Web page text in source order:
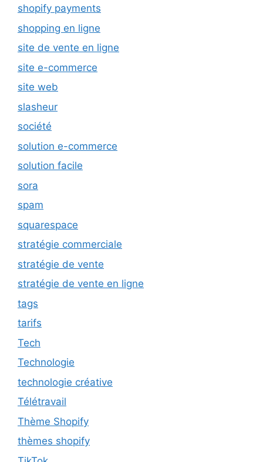
shopify payments
shopping en ligne
site de vente en ligne
site e-commerce
site web
slasheur
société
solution e-commerce
solution facile
sora
spam
squarespace
stratégie commerciale
stratégie de vente
stratégie de vente en ligne
tags
tarifs
Tech
Technologie
technologie créative
Télétravail
Thème Shopify
thèmes shopify